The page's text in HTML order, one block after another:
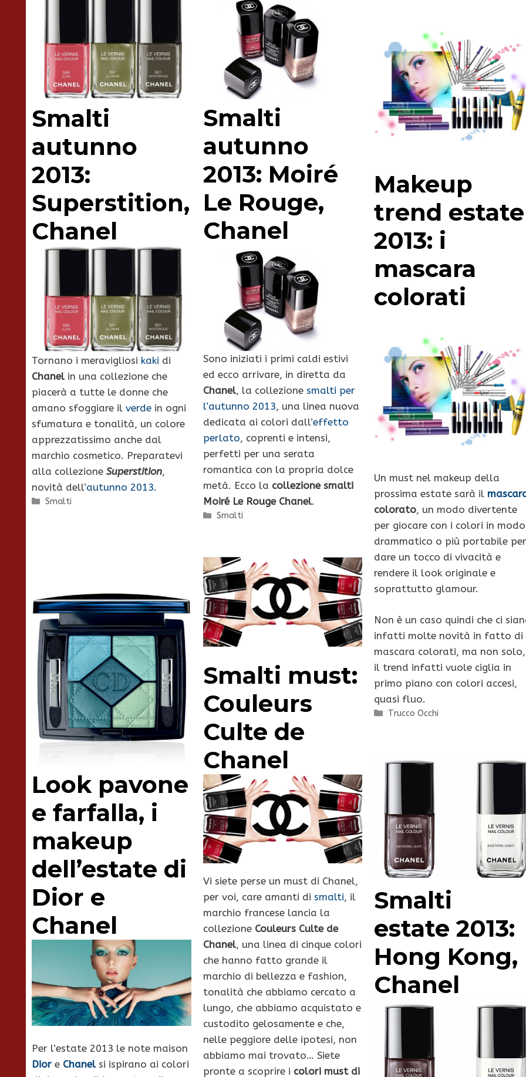
Smalti
autunno
2013:
Superstition,
Chanel
Tornano i meravigliosi kaki di
Chanel in una collezione che
piacerà a tutte le donne che
amano sfoggiare il verde in ogni
sfumatura e tonalità, un colore
apprezzatissimo anche dal
marchio cosmetico. Preparatevi
alla collezione Superstition,
novità dell’autunno 2013.
Categorie
Smalti
Smalti
autunno
2013: Moiré
Le Rouge,
Chanel
Sono iniziati i primi caldi estivi
ed ecco arrivare, in diretta da
Chanel, la collezione smalti per
l’autunno 2013, una linea nuova
dedicata ai colori dall’effetto
perlato, coprenti e intensi,
perfetti per una serata
romantica con la propria dolce
metà. Ecco la collezione smalti
Moiré Le Rouge Chanel.
Categorie
Smalti
Makeup
trend estate
2013: i
mascara
colorati
Un must nel makeup della
prossima estate sarà il
colorato, un modo divertente
per giocare con i colori in modo
drammatico o più portabile
dare un tocco di vivacità e
rendere il look originale e
soprattutto glamour.
Non è un caso quindi che ci
infatti molte novità in fatto di
mascara colorati, ma non solo,
il trend infatti vuole ciglia in
primo piano con colori accesi,
quasi fluo.
Categorie
Trucco Occhi
Look pavone
e farfalla, i
makeup
dell’estate di
Dior e
Chanel
Per l’estate 2013 le note maison
Dior e Chanel si ispirano ai colori
Smalti must:
Couleurs
Culte de
Chanel
Vi siete perse un must di Chanel,
per voi, care amanti di smalti, il
marchio francese lancia la
collezione Couleurs Culte de
Chanel, una linea di cinque colori
che hanno fatto grande il
marchio di bellezza e fashion,
tonalità che abbiamo cercato a
lungo, che abbiamo acquistato e
custodito gelosamente e che,
nelle peggiore delle ipotesi, non
abbiamo mai trovato… Siete
pronte a scoprire i colori must di
Smalti
estate 2013:
Hong Kong,
Chanel